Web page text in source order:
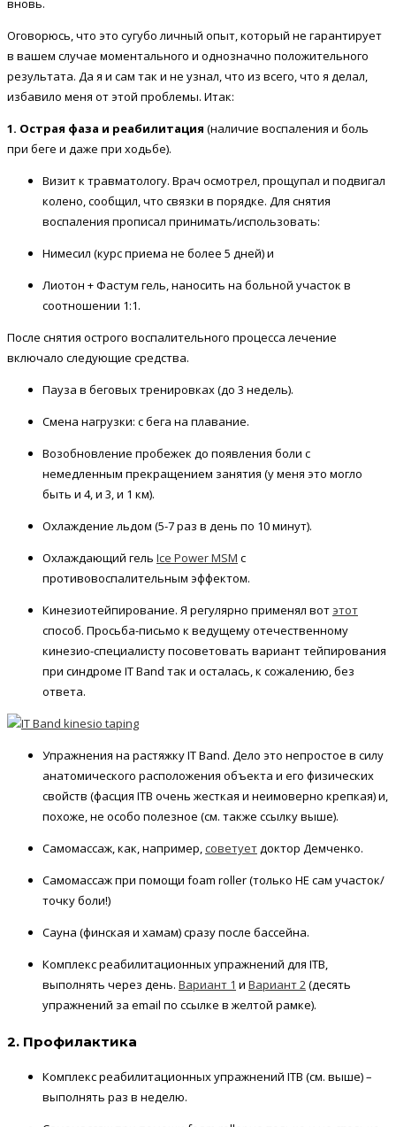
вновь.
Оговорюсь, что это сугубо личный опыт, который не гарантирует
в вашем случае моментального и однозначно положительного
результата. Да я и сам так и не узнал, что из всего, что я делал,
избавило меня от этой проблемы. Итак:
1. Острая фаза и реабилитация (наличие воспаления и боль
при беге и даже при ходьбе).
Визит к травматологу. Врач осмотрел, прощупал и подвигал
колено, сообщил, что связки в порядке. Для снятия
воспаления прописал принимать/использовать:
Нимесил (курс приема не более 5 дней) и
Лиотон + Фастум гель, наносить на больной участок в
соотношении 1:1.
После снятия острого воспалительного процесса лечение
включало следующие средства.
Пауза в беговых тренировках (до 3 недель).
Смена нагрузки: с бега на плавание.
Возобновление пробежек до появления боли с
немедленным прекращением занятия (у меня это могло
быть и 4, и 3, и 1 км).
Охлаждение льдом (5-7 раз в день по 10 минут).
Охлаждающий гель Ice Power MSM с
противовоспалительным эффектом.
Кинезиотейпирование. Я регулярно применял вот этот
способ. Просьба-письмо к ведущему отечественному
кинезио-специалисту посоветовать вариант тейпирования
при синдроме IT Band так и осталась, к сожалению, без
ответа.
Упражнения на растяжку IT Band. Дело это непростое в силу
анатомического расположения объекта и его физических
свойств (фасция ITB очень жесткая и неимоверно крепкая) и,
похоже, не особо полезное (см. также ссылку выше).
Самомассаж, как, например,советуетдоктор Демченко.
Самомассаж при помощи foam roller (только НЕ сам участок/
точку боли!)
Сауна (финская и хамам) сразу после бассейна.
Комплекс реабилитационных упражнений для ITB,
выполнять через день. Вариант 1 и Вариант 2(десять
упражнений за email по ссылке в желтой рамке).
2. Профилактика
Комплекс реабилитационных упражнений ITB (см. выше) –
выполнять раз в неделю.